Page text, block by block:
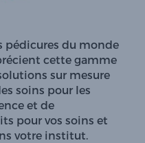
pédicures du monde
cette gamme
sur mesure
soins pour les
et de
pour vos soins et
votre institut.